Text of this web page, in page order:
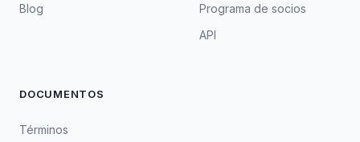
Blog
Programa de socios
API
DOCUMENTOS
Términos